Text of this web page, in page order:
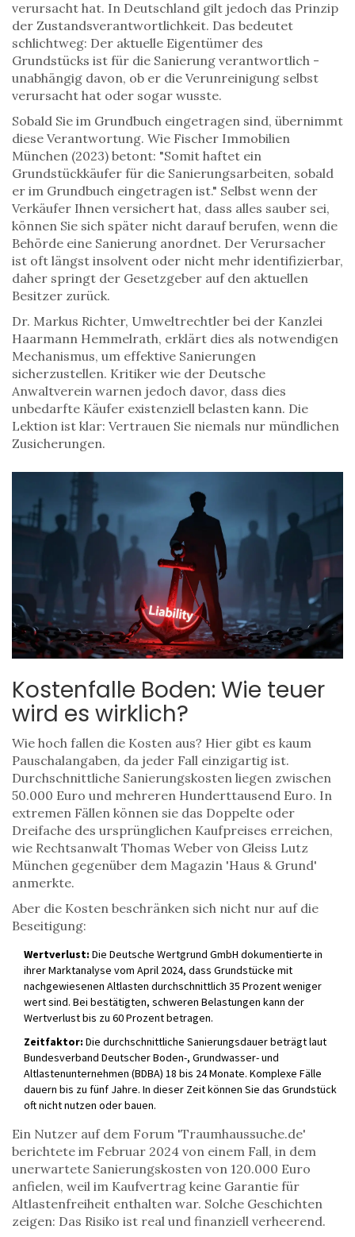
verursacht hat. In Deutschland gilt jedoch das Prinzip
der Zustandsverantwortlichkeit. Das bedeutet
schlichtweg: Der aktuelle Eigentümer des
Grundstücks ist für die Sanierung verantwortlich -
unabhängig davon, ob er die Verunreinigung selbst
verursacht hat oder sogar wusste.
Sobald Sie im Grundbuch eingetragen sind, übernimmt
diese Verantwortung. Wie Fischer Immobilien
München (2023) betont: "Somit haftet ein
Grundstückkäufer für die Sanierungsarbeiten, sobald
er im Grundbuch eingetragen ist." Selbst wenn der
Verkäufer Ihnen versichert hat, dass alles sauber sei,
können Sie sich später nicht darauf berufen, wenn die
Behörde eine Sanierung anordnet. Der Verursacher
ist oft längst insolvent oder nicht mehr identifizierbar,
daher springt der Gesetzgeber auf den aktuellen
Besitzer zurück.
Dr. Markus Richter, Umweltrechtler bei der Kanzlei
Haarmann Hemmelrath, erklärt dies als notwendigen
Mechanismus, um effektive Sanierungen
sicherzustellen. Kritiker wie der Deutsche
Anwaltverein warnen jedoch davor, dass dies
unbedarfte Käufer existenziell belasten kann. Die
Lektion ist klar: Vertrauen Sie niemals nur mündlichen
Zusicherungen.
Kostenfalle Boden: Wie teuer
wird es wirklich?
Wie hoch fallen die Kosten aus? Hier gibt es kaum
Pauschalangaben, da jeder Fall einzigartig ist.
Durchschnittliche Sanierungskosten liegen zwischen
50.000 Euro und mehreren Hunderttausend Euro. In
extremen Fällen können sie das Doppelte oder
Dreifache des ursprünglichen Kaufpreises erreichen,
wie Rechtsanwalt Thomas Weber von Gleiss Lutz
München gegenüber dem Magazin 'Haus & Grund'
anmerkte.
Aber die Kosten beschränken sich nicht nur auf die
Beseitigung:
Wertverlust: Die Deutsche Wertgrund GmbH dokumentierte in
ihrer Marktanalyse vom April 2024, dass Grundstücke mit
nachgewiesenen Altlasten durchschnittlich 35 Prozent weniger
wert sind. Bei bestätigten, schweren Belastungen kann der
Wertverlust bis zu 60 Prozent betragen.
Zeitfaktor: Die durchschnittliche Sanierungsdauer beträgt laut
Bundesverband Deutscher Boden-, Grundwasser- und
Altlastenunternehmen (BDBA) 18 bis 24 Monate. Komplexe Fälle
dauern bis zu fünf Jahre. In dieser Zeit können Sie das Grundstück
oft nicht nutzen oder bauen.
Ein Nutzer auf dem Forum 'Traumhaussuche.de'
berichtete im Februar 2024 von einem Fall, in dem
unerwartete Sanierungskosten von 120.000 Euro
anfielen, weil im Kaufvertrag keine Garantie für
Altlastenfreiheit enthalten war. Solche Geschichten
zeigen: Das Risiko ist real und finanziell verheerend.